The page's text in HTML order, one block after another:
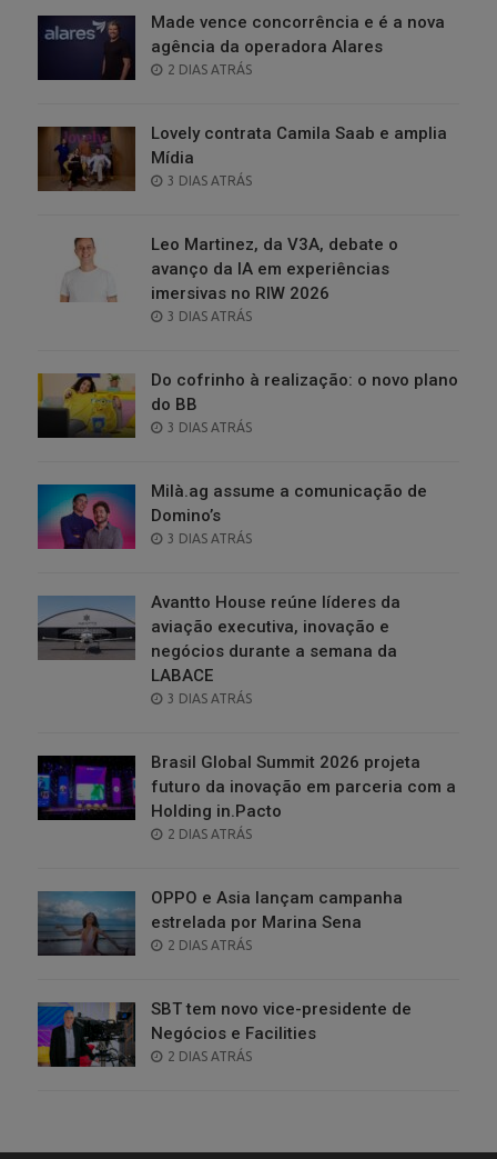
Made vence concorrência e é a nova
agência da operadora Alares
POSTED
2 DIAS ATRÁS
Lovely contrata Camila Saab e amplia
Mídia
POSTED
3 DIAS ATRÁS
Leo Martinez, da V3A, debate o
avanço da IA em experiências
imersivas no RIW 2026
POSTED
3 DIAS ATRÁS
Do cofrinho à realização: o novo plano
do BB
POSTED
3 DIAS ATRÁS
Milà.ag assume a comunicação de
Domino’s
POSTED
3 DIAS ATRÁS
Avantto House reúne líderes da
aviação executiva, inovação e
negócios durante a semana da
LABACE
POSTED
3 DIAS ATRÁS
Brasil Global Summit 2026 projeta
futuro da inovação em parceria com a
Holding in.Pacto
POSTED
2 DIAS ATRÁS
OPPO e Asia lançam campanha
estrelada por Marina Sena
POSTED
2 DIAS ATRÁS
SBT tem novo vice-presidente de
Negócios e Facilities
POSTED
2 DIAS ATRÁS